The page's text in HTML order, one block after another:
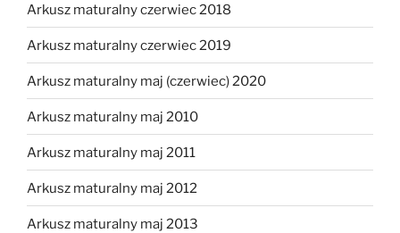
Arkusz maturalny czerwiec 2018
Arkusz maturalny czerwiec 2019
Arkusz maturalny maj (czerwiec) 2020
Arkusz maturalny maj 2010
Arkusz maturalny maj 2011
Arkusz maturalny maj 2012
Arkusz maturalny maj 2013